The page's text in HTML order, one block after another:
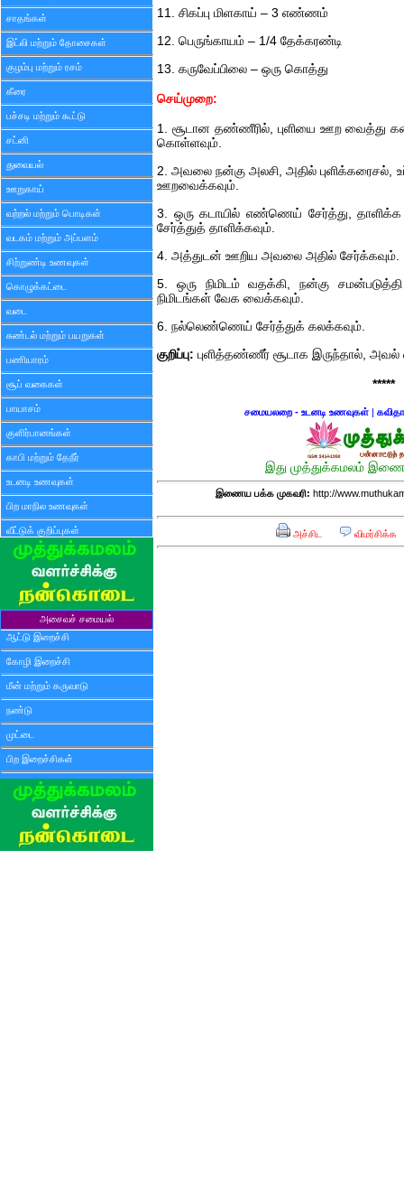
சாதங்கள்
இட்லி மற்றும் தோசைகள்
குழம்பு மற்றும் ரசம்
கீரை
பச்சடி மற்றும் கூட்டு
சட்னி
துவையல்
ஊறுகாய்
வற்றல் மற்றும் பொடிகள்
வடகம் மற்றும் அப்பளம்
சிற்றுண்டி உணவுகள்
கொழுக்கட்டை
வடை
சுண்டல் மற்றும் பயறுகள்
பணியாரம்
சூப் வகைகள்
பாயாசம்
குளிர்பானங்கள்
காபி மற்றும் தேநீர்
உடனடி உணவுகள்
பிற மாநில உணவுகள்
வீட்டுக் குறிப்புகள்
அசைவச் சமையல்
ஆட்டு இறைச்சி
கோழி இறைச்சி
மீன் மற்றும் கருவாடு
நண்டு
முட்டை
பிற இறைச்சிகள்
11. சிகப்பு மிளகாய் – 3 எண்ணம்
12. பெருங்காயம் – 1/4 தேக்கரண்டி
13. கருவேப்பிலை – ஒரு கொத்து
செய்முறை:
1. சூடான தண்ணீரில், புளியை ஊற வைத்து
கொள்ளவும்.
2. அவலை நன்கு அலசி, அதில் புளிக்கரைசல்,
ஊறவைக்கவும்.
3. ஒரு கடாயில் எண்ணெய் சேர்த்து,
சேர்த்துத் தாளிக்கவும்.
4. அத்துடன் ஊறிய அவலை அதில் சேர்க்கவும்.
5. ஒரு நிமிடம் வதக்கி, நன்கு
நிமிடங்கள் வேக வைக்கவும்.
6. நல்லெண்ணெய் சேர்த்துக் கலக்கவும்.
குறிப்பு: புளித்தண்ணீர் சூடாக இருந்தால், அவல்
*****
சமையலறை - உடனடி உணவுகள் |
இது முத்துக்கமலம்
இணைய பக்க முகவரி: http://
அச்சிட விமர்சிக்க